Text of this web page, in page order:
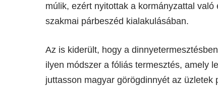
múlik, ezért nyitottak a kormányzattal
szakmai párbeszéd kialakulásában.
Az is kiderült, hogy a
ilyen módszer a fóliás termesztés, amely
juttasson magyar görögdinnyét az üzletek